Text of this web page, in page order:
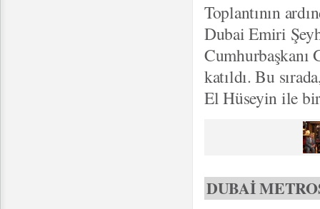
Toplantının
Dubai Emiri
katıldı. Bu
El Hüseyin ile
DUBAİ